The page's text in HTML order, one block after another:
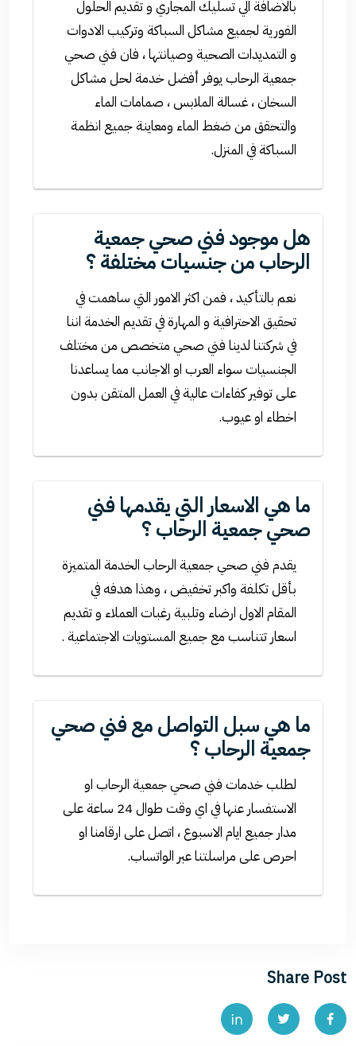
بالاضافة الي تسليك المجاري و تقديم الحلول
الفورية لجميع مشاكل السباكة وتركيب الادوات
و التمديدات الصحية وصيانتها ، فان فني صحي
جمعية الرحاب يوفر أفضل خدمة لحل مشاكل
السخان ، غسالة الملابس ، صمامات الماء
والتحقق من ضغط الماء ومعاينة جميع انظمة
السباكة في المنزل.
هل موجود فني صحي جمعية
الرحاب من جنسيات مختلفة ؟
نعم بالتأكيد ، فمن اكثر الامور التي ساهمت في
تحقيق الاحترافية و المهارة في تقديم الخدمة اننا
في شركتنا لدينا فني صحي متخصص من مختلف
الجنسيات سواء العرب او الاجانب مما يساعدنا
على توفير كفاءات عالية في العمل المتقن بدون
اخطاء او عيوب.
ما هي الاسعار التي يقدمها فني
صحي جمعية الرحاب ؟
يقدم فني صحي جمعية الرحاب الخدمة المتميزة
بأقل تكلفة واكبر تخفيض ، وهذا هدفه في
المقام الاول ارضاء وتلبية رغبات العملاء و تقديم
اسعار تتناسب مع جميع المستويات الاجتماعية .
ما هي سبل التواصل مع فني صحي
جمعية الرحاب ؟
لطلب خدمات فني صحي جمعية الرحاب او
الاستفسار عنها في اي وقت طوال 24 ساعة على
مدار جميع ايام الاسبوع ، اتصل على ارقامنا او
احرص على مراسلتنا عبر الواتساب.
Share Post